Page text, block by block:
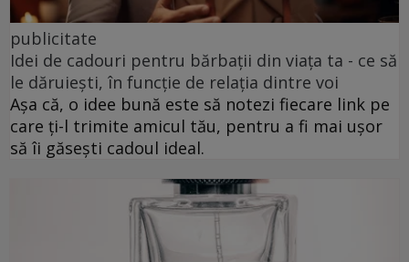
publicitate
Idei de cadouri pentru bărbații din viața ta - ce să
le dăruiești, în funcție de relația dintre voi
Așa că, o idee bună este să notezi fiecare link pe
care ți-l trimite amicul tău, pentru a fi mai ușor
să îi găsești cadoul ideal.